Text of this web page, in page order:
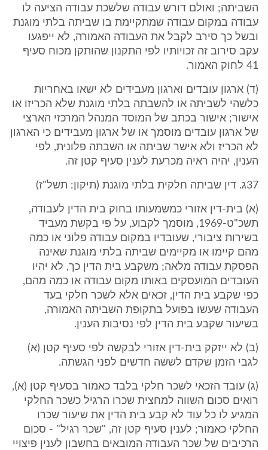
השביתה; ואולם דורש עבודה שלשכת עבודה הציעה לו
עבודה במקום עבודה שמתקיימת בו שביתה בלתי מוגנת
ובשל כך סירב לקבל את העבודה האמורה, לא ייפגעו
עקב סירוב זה זכויותיו לפי התקנון שהותקן מכוח סעיף
41 לחוק האמור.
(ד) ארגון עובדים וארגון מעבידים לא ישאו באחריות
כלשהי לשביתה או להשבתה בלתי מוגנת שלא הכריזו או
אישור; אישור בכתב של המוסד המנהל המרכזי הארצי
של ארגון עובדים מוסמך או של ארגון מעבידים כי הארגון
לא הכריז ולא אישר שביתה או השבתה פלונית, לפי
הענין, יהיה ראיה מכרעת לענין סעיף קטן זה.
37ג. דין שביתה חלקית בלתי מוגנת (תיקון: תשל"ז)
(א) בית-דין אזורי כמשמעותו בחוק בית הדין לעבודה,
תשכ"ט-1969, מוסמך לקבוע, על פי בקשת מעביד
בשירות ציבורי, שעובדיו במקום עבודה פלוני או כמה
מהם קיימו או מקיימים שביתה בלתי מוגנת שאינה
הפסקת עבודה מלאה; משקבע בית הדין כך, לא יהיו
העובדים המועסקים באותו מקום עבודה או כמה מהם,
כפי שקבע בית הדין, זכאים אלא לשכר חלקי בעד
העבודה שעשו בפועל בתקופת השביתה האמורה,
בשיעור שקבע בית הדין לפי נסיבות הענין.
(ב) לא ייזקק בית-דין אזורי לבקשה לפי סעיף קטן (א)
לגבי הזמן שקדם לששה חדשים לפני הגשתה.
(ג) עובד הזכאי לשכר חלקי בלבד כאמור בסעיף קטן (א),
רואים סכום השווה למחצית שכרו הרגיל כשכר החלקי
המגיע לו כל עוד לא קבע בית הדין את שיעור שכרו
החלקי כאמור; לענין סעיף קטן זה, "שכר רגיל" - סכום
הרכיבים של שכר העבודה המובאים בחשבון לענין פיצויי